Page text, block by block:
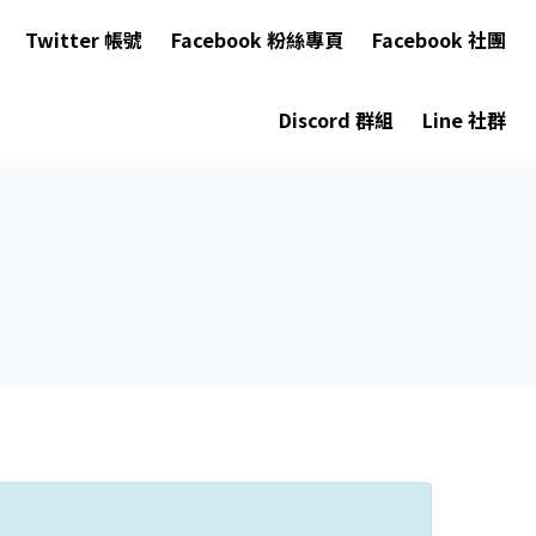
Twitter 帳號 Facebook 粉絲專頁 Facebook 社團
Discord 群組 Line 社群